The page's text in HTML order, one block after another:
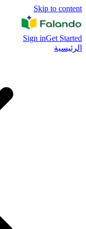
Skip to content
Sign inGet Started
الرئيسية